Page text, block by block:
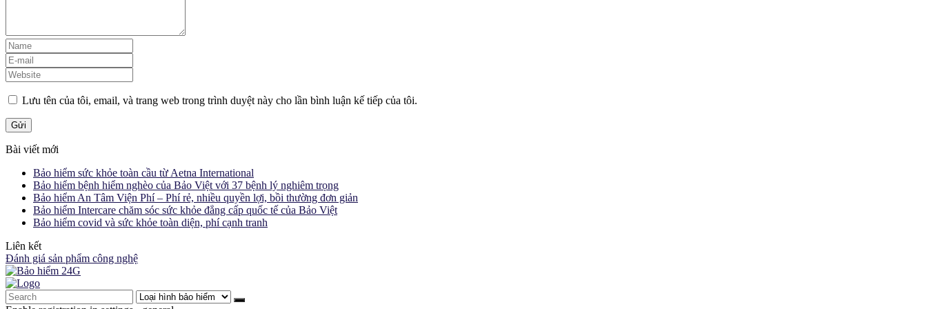
Lưu tên của tôi, email, và trang web trong trình duyệt này cho lần bình luận kế tiếp của tôi.
Bài viết mới
Bảo hiểm sức khỏe toàn cầu từ Aetna International
Bảo hiểm bệnh hiểm nghèo của Bảo Việt với 37 bệnh lý nghiêm trọng
Bảo hiểm An Tâm Viện Phí – Phí rẻ, nhiều quyền lợi, bồi thường đơn giản
Bảo hiểm Intercare chăm sóc sức khỏe đẳng cấp quốc tế của Bảo Việt
Bảo hiểm covid và sức khỏe toàn diện, phí cạnh tranh
Liên kết
Đánh giá sản phẩm công nghệ